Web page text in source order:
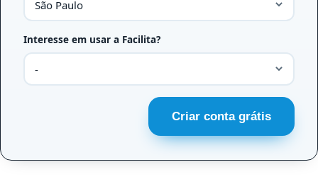
Interesse em usar a Facilita?